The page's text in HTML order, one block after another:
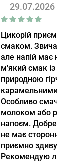
29.07.2026
Цикорій
смаком.
але напій має
м'який смак
природною
Особливо
молоком або
напоєм. Добре
не має
приємно
Рекомендую